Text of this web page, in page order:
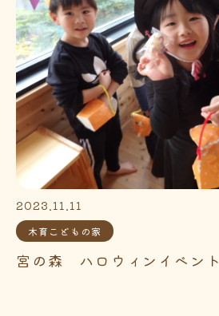
2023.11.11
木育こどもの家
宮の森 ハロウィンイベント